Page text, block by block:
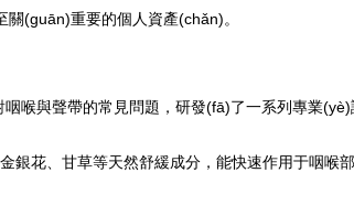
(guān)重要的個人資產(chǎn)。
喉與聲帶的常見問題，研發(fā)了一系列專業(yè)
銀花、甘草等天然舒緩成分，能快速作用于咽喉